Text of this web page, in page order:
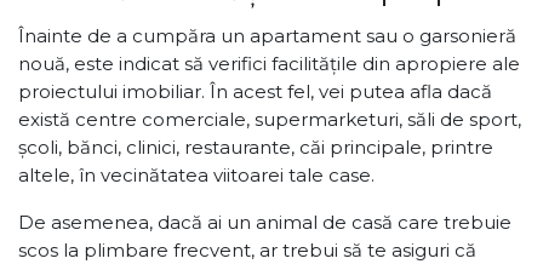
Înainte de a cumpăra un apartament sau o garsonieră
nouă, este indicat să verifici facilitățile din apropiere ale
proiectului imobiliar. În acest fel, vei putea afla dacă
există centre comerciale, supermarketuri, săli de sport,
școli, bănci, clinici, restaurante, căi principale, printre
altele, în vecinătatea viitoarei tale case.
De asemenea, dacă ai un animal de casă care trebuie
scos la plimbare frecvent, ar trebui să te asiguri că